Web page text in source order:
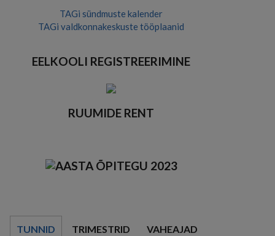
TAGi sündmuste kalender
TAGi valdkonnakeskuste tööplaanid
EELKOOLI REGISTREERIMINE
RUUMIDE RENT
TUNNID TRIMESTRID VAHEAJAD